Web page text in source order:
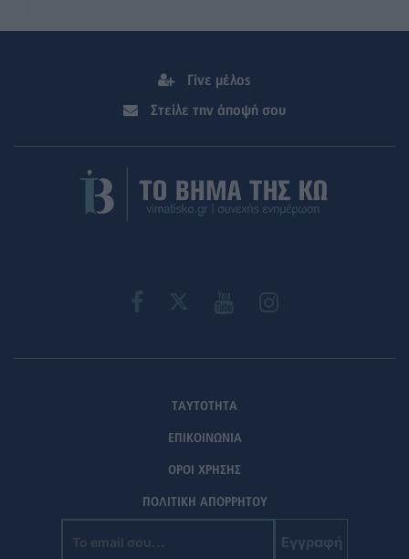
Γίνε μέλος
Στείλε την άποψή σου
ΤΑΥΤΟΤΗΤΑ
ΕΠΙΚΟΙΝΩΝΙΑ
ΟΡΟΙ ΧΡΗΣΗΣ
ΠΟΛΙΤΙΚΗ ΑΠΟΡΡΗΤΟΥ
Εγγραφή